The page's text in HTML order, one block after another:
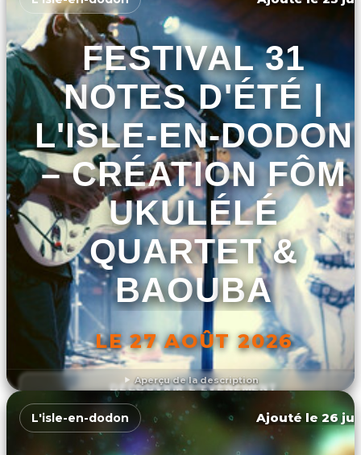
Aperçu de la description
FESTIVAL 31
NOTES D'ÉTÉ |
L'ISLE-EN-DODON
– CRÉATION FÔM
UKULÉLÉ
QUARTET &
BAOUBA
LE 27 AOÛT 2026
DÉCOUVRIR L'ÉVÉNEMENT
L'isle-en-dodon Ajouté le 26